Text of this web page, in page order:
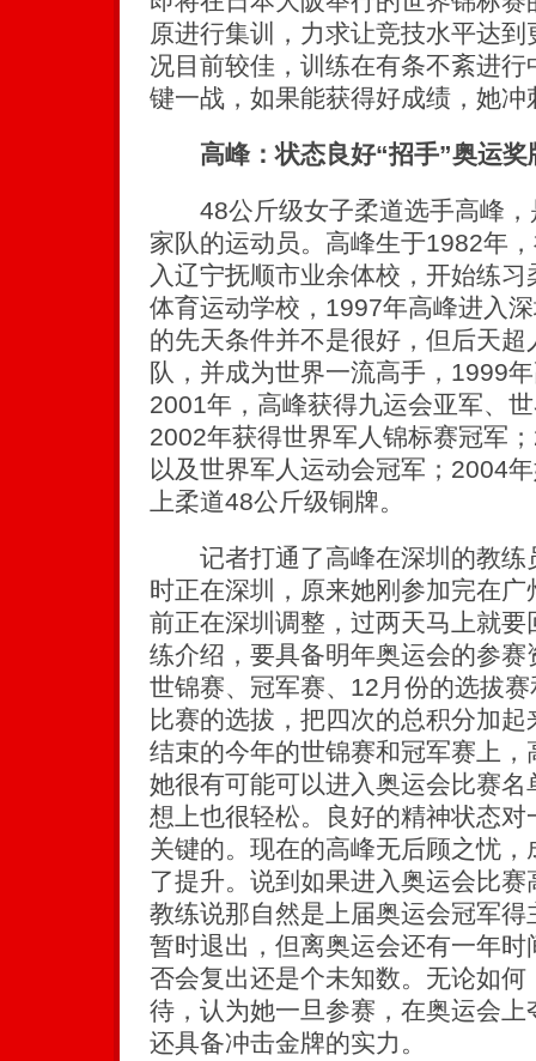
原进行集训，力求让竞技水平达
况目前较佳，训练在有条不紊进
键一战，如果能获得好成绩，她
高峰：状态良好“招手”奥运奖
48公斤级女子柔道选手高峰，
家队的运动员。高峰生于1982年
入辽宁抚顺市业余体校，开始练
体育运动学校，1997年高峰进入
的先天条件并不是很好，但后天
队，并成为世界一流高手，1999
2001年，高峰获得九运会亚军、
2002年获得世界军人锦标赛冠军
以及世界军人运动会冠军；2004
上柔道48公斤级铜牌。
记者打通了高峰在深圳的教练
时正在深圳，原来她刚参加完在
前正在深圳调整，过两天马上就
练介绍，要具备明年奥运会的参
世锦赛、冠军赛、12月份的选拔
比赛的选拔，把四次的总积分加
结束的今年的世锦赛和冠军赛上
她很有可能可以进入奥运会比赛
想上也很轻松。良好的精神状态
关键的。现在的高峰无后顾之忧
了提升。说到如果进入奥运会比
教练说那自然是上届奥运会冠军
暂时退出，但离奥运会还有一年
否会复出还是个未知数。无论如
待，认为她一旦参赛，在奥运会
还具备冲击金牌的实力。